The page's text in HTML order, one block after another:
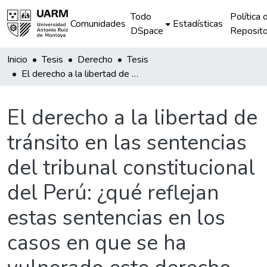
Comunidades
Todo
DSpace
Estadísticas
Política
Inicio Tesis Derecho
Tesis
El derecho a la libertad de tránsito en las sentencias del tribunal constitucional del Perú: ¿qué reflejan estas sentencias en los casos en que se ha vulnerado este derecho fundamental?
El derecho a la libertad de
tránsito en las sentencias
del tribunal constitucional
del Perú: ¿qué reflejan
estas sentencias en los
casos en que se ha